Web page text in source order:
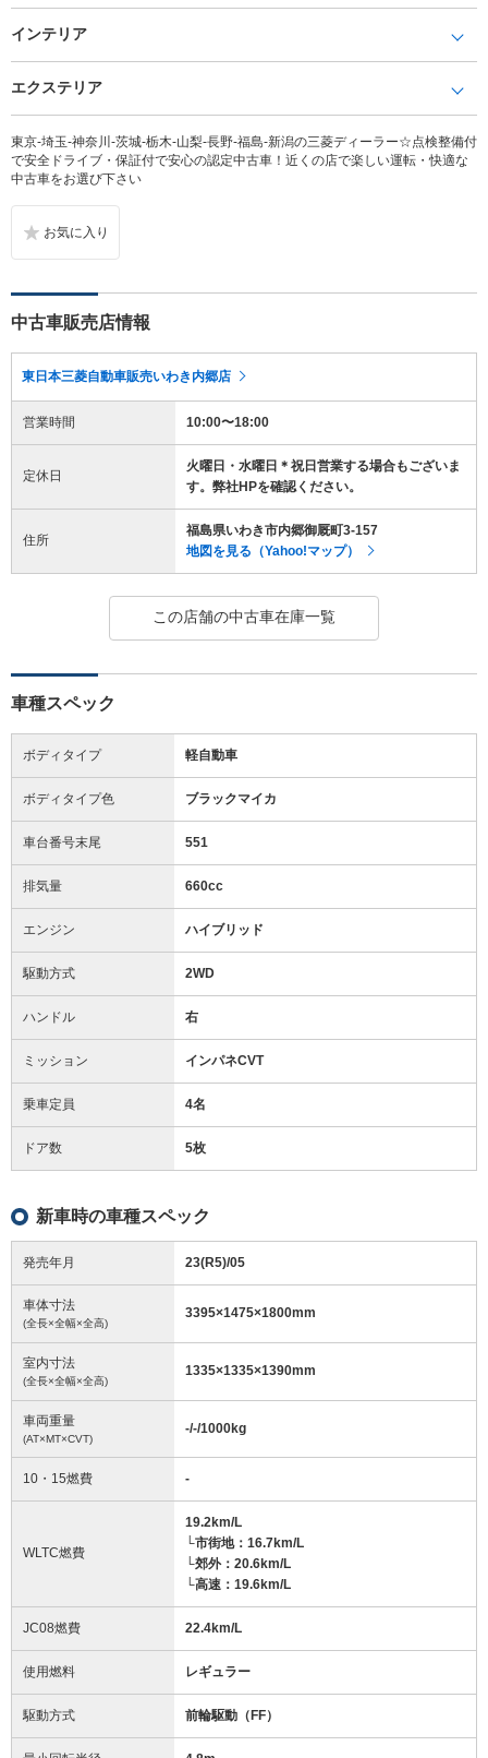
インテリア
エクステリア
東京-埼玉-神奈川-茨城-栃木-山梨-長野-福島-新潟の三菱ディーラー☆点検整備付
で安全ドライブ・保証付で安心の認定中古車！近くの店で楽しい運転・快適な
中古車をお選び下さい
中古車販売店情報
東日本三菱自動車販売いわき内郷店
営業時間 10:00〜18:00
定休日
火曜日・水曜日＊祝日営業する場合もございま
す。弊社HPを確認ください。
住所
福島県いわき市内郷御厩町3-157
地図を見る（Yahoo!マップ）
この店舗の中古車在庫一覧
車種スペック
ボディタイプ 軽自動車
ボディタイプ色 ブラックマイカ
車台番号末尾 551
排気量 660cc
エンジン ハイブリッド
駆動方式 2WD
ハンドル 右
ミッション インパネCVT
乗車定員 4名
ドア数 5枚
新車時の車種スペック
発売年月 23(R5)/05
車体寸法
(全長×全幅×全高)
3395×1475×1800mm
室内寸法
(全長×全幅×全高)
1335×1335×1390mm
車両重量
(AT×MT×CVT)
-/-/1000kg
10・15燃費 -
WLTC燃費
19.2km/L
└市街地：16.7km/L
└郊外：20.6km/L
└高速：19.6km/L
JC08燃費 22.4km/L
使用燃料 レギュラー
駆動方式 前輪駆動（FF）